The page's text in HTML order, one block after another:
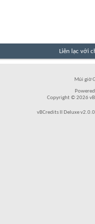
Liên lạc với
Múi giờ
Copyright © 2026
vBCredits II Deluxe